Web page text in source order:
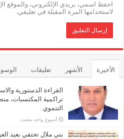
احفظ اسمي، بريدي الإلكتروني، والموقع
لاستخدامها المرة المقبلة في تعليقي.
الأخيرة الأشهر تعليقات
القراءة الدستورية
تراكمية المكتسبات،
التنموي
‏أسبوع واحد مضت
بني ملال تحتفي بعيد